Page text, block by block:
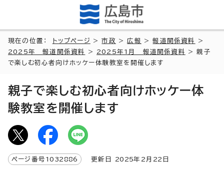
現在の位置： トップページ >市政 >広報 >報道関係資料
>
2025年 報道関係資料
> 2025年1月 報道関係資料
> 親子
で楽しむ初心者向けホッケー体験教室を開催します
親子で楽しむ初心者向けホッケー体
験教室を開催します
ページ番号 1032886 更新日 2025年2月 22 日